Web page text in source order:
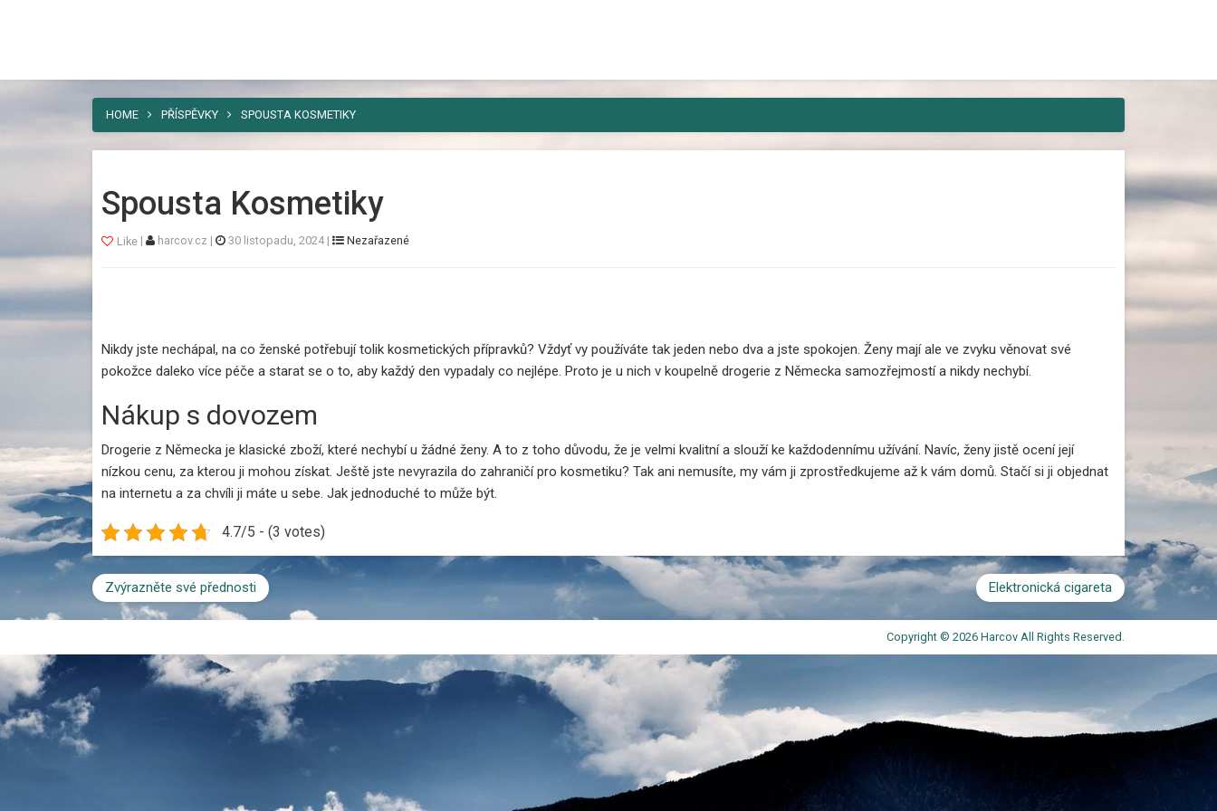
HOME PŘÍSPĚVKY SPOUSTA KOSMETIKY
Spousta Kosmetiky
Like| harcov.cz | 30 listopadu, 2024| Nezařazené
Nikdy jste nechápal, na co ženské potřebují tolik kosmetických přípravků? Vždyť vy používáte tak jeden nebo dva a jste spokojen. Ženy mají ale ve zvyku věnovat své
pokožce daleko více péče a starat se o to, aby každý den vypadaly co nejlépe. Proto je u nich v koupelně drogerie z Německa samozřejmostí a nikdy nechybí.
Nákup s dovozem
Drogerie z Německa je klasické zboží, které nechybí u žádné ženy. A to z toho důvodu, že je velmi kvalitní a slouží ke každodennímu užívání. Navíc, ženy jistě ocení její
nízkou cenu, za kterou ji mohou získat. Ještě jste nevyrazila do zahraničí pro kosmetiku? Tak ani nemusíte, my vám ji zprostředkujeme až k vám domů. Stačí si ji objednat
na internetu a za chvíli ji máte u sebe. Jak jednoduché to může být.
4.7/5 - (3 votes)
Zvýrazněte své přednosti Elektronická cigareta
Copyright © 2026 Harcov All Rights Reserved.